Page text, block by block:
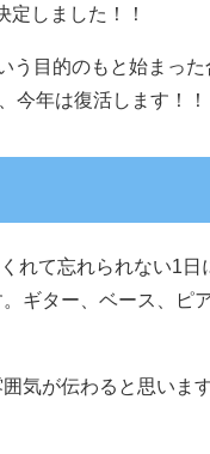
定しました！！
う目的のもと始まっ
今年は復活します！！
れて忘れられない1日
ギター、ベース、ピ
気が伝わると思いま